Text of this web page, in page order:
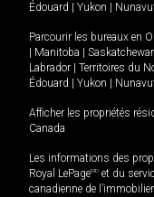
Édouard
Yukon
Parcourir les bureaux en
Manitoba
Labrador
Territoires du
Édouard
Yukon
Afficher les propriétés
Canada
Les informations des
Royal LePageMD et du
canadienne de